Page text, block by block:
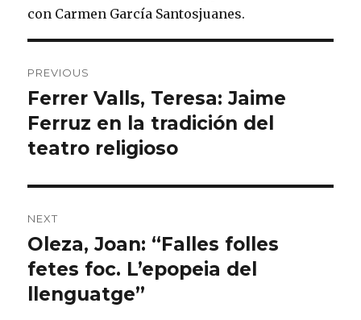
con Carmen García Santosjuanes.
navigation
PREVIOUS
Previous
post:
Ferrer Valls, Teresa: Jaime
Ferruz en la tradición del
teatro religioso
NEXT
Next
post:
Oleza, Joan: “Falles folles
fetes foc. L’epopeia del
llenguatge”